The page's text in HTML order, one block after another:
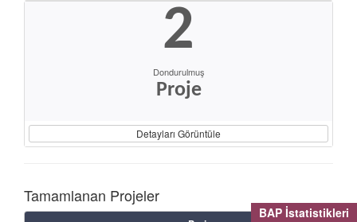
BAP İstatistikleri
2
Dondurulmuş
Proje
Detayları Görüntüle
Tamamlanan Projeler